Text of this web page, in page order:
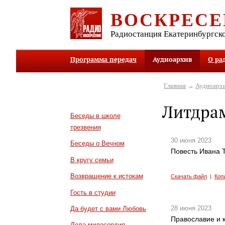
Радиостанция
Программа передач Аудиоархив О
Беседы в школе
трезвения
Беседы о Вечном
В кругу семьи
Возвращение к истокам
Гость в студии
Да будет с вами Любовь
Главная →
30 июня 2023
Повесть Ивана
Скачать файл|
28 июня 2023
Православие и